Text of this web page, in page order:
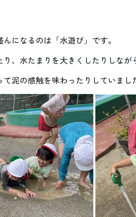
になるのは「水遊び」です。
、水たまりを大きくしたりしなが
泥の感触を味わったりしていまし